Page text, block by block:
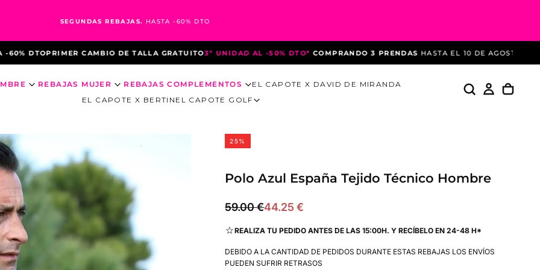
SEGUNDAS REBAJAS. HASTA -60% DTO
PRIMER CAMBIO DE TALLA GRATUITO3ª UNIDAD AL -50% DTO* COMPRANDO 3 PRENDASHASTA EL 10 DE AGOSTO*DEBIDO A
REBAJAS MUJER REBAJAS COMPLEMENTOS
EL CAPOTE X DAVID DE MIRANDA
EL CAPOTE X BERTIN EL CAPOTE GOLF
25%
Polo Azul España Tejido Técnico Hombre
44.25
Precio
59.00 €Precio
44.25 €
REALIZA TU PEDIDO ANTES DE LAS 15:00H. Y RECÍBELO EN 24-48 H*
DEBIDO A LA CANTIDAD DE PEDIDOS DURANTE ESTAS REBAJAS LOS ENVÍOS
PUEDEN SUFRIR RETRASOS